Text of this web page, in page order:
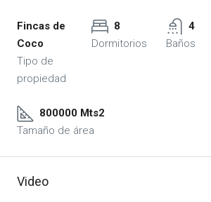
Fincas de
Coco
Tipo de
propiedad
8
Dormitorios
4
Baños
800000 Mts2
Tamaño de área
Video